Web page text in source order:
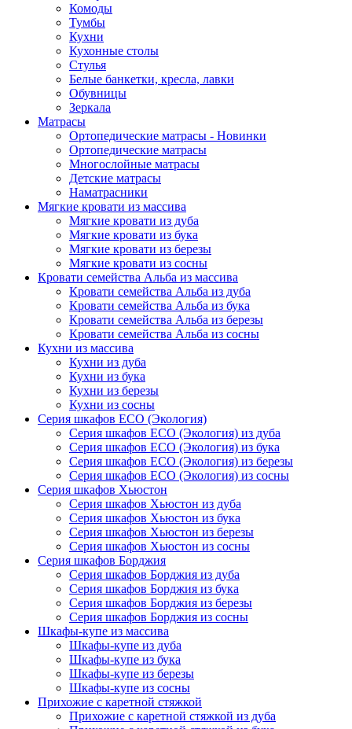
Комоды
Тумбы
Кухни
Кухонные столы
Стулья
Белые банкетки, кресла, лавки
Обувницы
Зеркала
Матрасы
Ортопедические матрасы - Новинки
Ортопедические матрасы
Многослойные матрасы
Детские матрасы
Наматрасники
Мягкие кровати из массива
Мягкие кровати из дуба
Мягкие кровати из бука
Мягкие кровати из березы
Мягкие кровати из сосны
Кровати семейства Альба из массива
Кровати семейства Альба из дуба
Кровати семейства Альба из бука
Кровати семейства Альба из березы
Кровати семейства Альба из сосны
Кухни из массива
Кухни из дуба
Кухни из бука
Кухни из березы
Кухни из сосны
Серия шкафов ECO (Экология)
Серия шкафов ECO (Экология) из дуба
Серия шкафов ECO (Экология) из бука
Серия шкафов ECO (Экология) из березы
Серия шкафов ECO (Экология) из сосны
Серия шкафов Хьюстон
Серия шкафов Хьюстон из дуба
Серия шкафов Хьюстон из бука
Серия шкафов Хьюстон из березы
Серия шкафов Хьюстон из сосны
Серия шкафов Борджия
Серия шкафов Борджия из дуба
Серия шкафов Борджия из бука
Серия шкафов Борджия из березы
Серия шкафов Борджия из сосны
Шкафы-купе из массива
Шкафы-купе из дуба
Шкафы-купе из бука
Шкафы-купе из березы
Шкафы-купе из сосны
Прихожие с каретной стяжкой
Прихожие с каретной стяжкой из дуба